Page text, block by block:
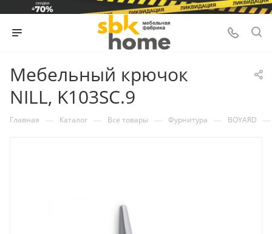
Мебельный крючок
NILL, K103SC.9
Главная — Каталог — Все товары — Фурнитура — BOYARD —